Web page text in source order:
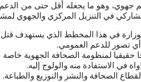
وهو ما يجعله أقل حتى من
في التنزيل المركزي والجهوي